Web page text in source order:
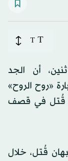
T
T
أن الجد
«روح الروح»
قُتل في قصف
قُتل، خلال